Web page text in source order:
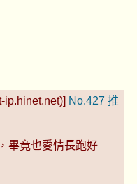
ip.hinet.net)] No.427 推
畢竟也愛情長跑好